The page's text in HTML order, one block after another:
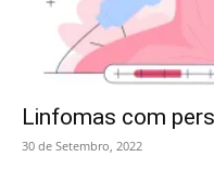
Linfomas com
30 de Setembro, 2022